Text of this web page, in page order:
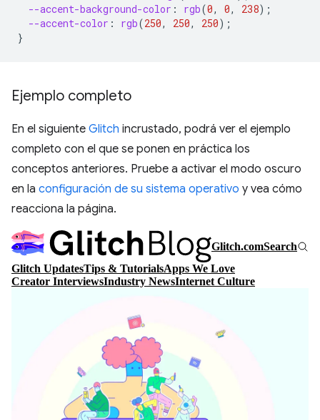
--accent-background-color : rgb(0, 0, 238);
--accent-color : rgb(250, 250, 250);
}
Ejemplo completo
En el siguiente Glitch incrustado, podrá ver el ejemplo
completo con el que se ponen en práctica los
conceptos anteriores. Pruebe a activar el modo oscuro
en la configuración de su sistema operativo y vea cómo
reacciona la página.